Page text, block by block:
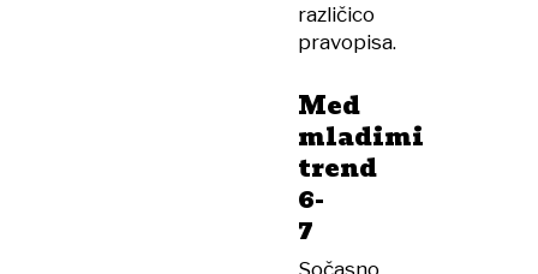
različico
pravopisa.
Med
mladimi
trend
6-
7
Sočasno